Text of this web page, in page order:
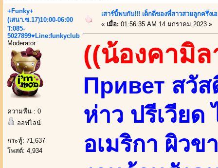
+Funky+
(เสนา.ซ.17)10:00-06:00
T:085-
5027899♥Line:funkyclub
Moderator
ความหื่น : 0
ออฟไลน์
กระทู้: 71,637
โพสต์: 4,934
เสาร์นี้พบกับ!!! เด็กดีของพี่สาวสวยลูกครึ่งเ
« เมื่อ: 01:56:35 AM 14 มกราคม 2023 »
((น้องคามิล
Привет สวั
ห่าว ปรีเวียด
อเมริกา ผิวข